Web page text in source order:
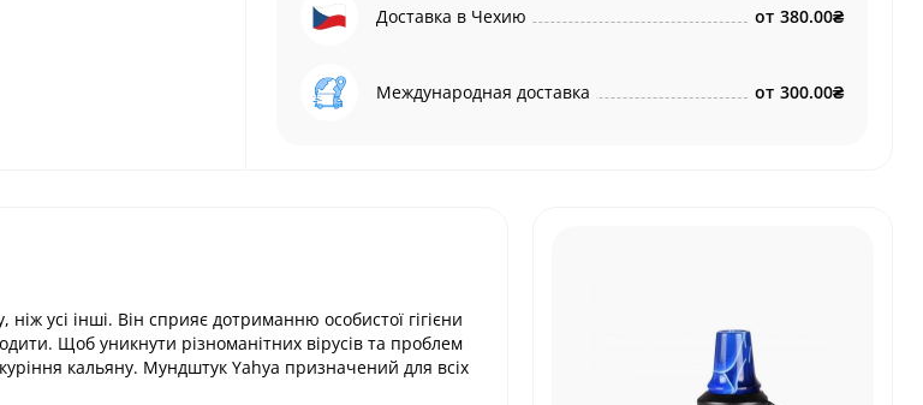
Доставка в Чехию от 380.00₴
Международная доставка от 300.00₴
усі інші. Він сприяє дотриманню особистої гігієни
Щоб уникнути різноманітних вірусів та проблем
кальяну. Мундштук Yahya призначений для всіх